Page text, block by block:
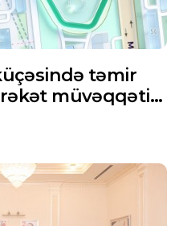
təmir
müvəqqəti